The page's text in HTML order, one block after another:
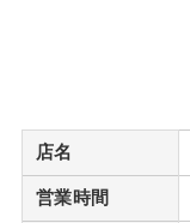
店名
営業時間